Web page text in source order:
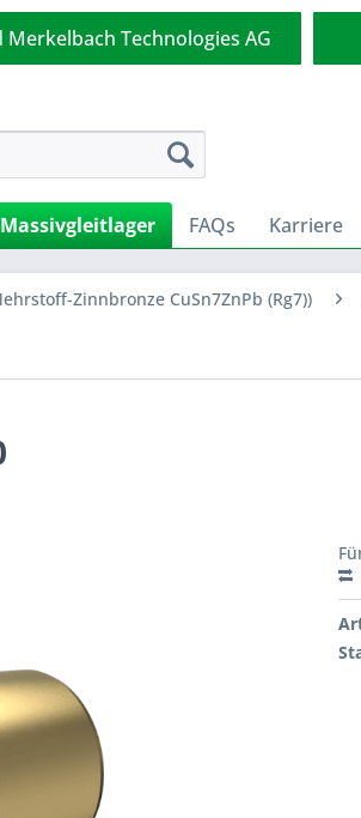
Merkelbach Technologies AG
Massivgleitlager FAQs Karriere
Zinnbronze CuSn7ZnPb (Rg7))